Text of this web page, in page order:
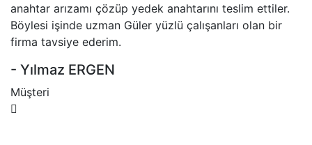
anahtar arızamı çözüp yedek anahtarını teslim ettiler.
Böylesi işinde uzman Güler yüzlü çalışanları olan bir
firma tavsiye ederim.
- Yılmaz ERGEN
Müşteri